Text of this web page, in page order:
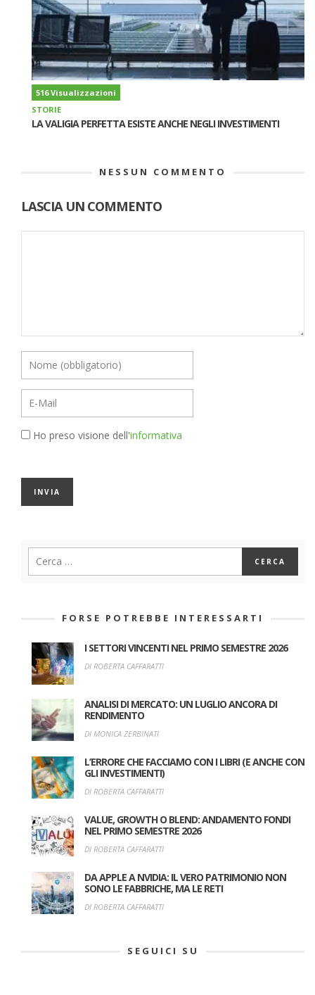
516 Visualizzazioni
STORIE
LA VALIGIA PERFETTA ESISTE ANCHE NEGLI INVESTIMENTI
NESSUN COMMENTO
LASCIA UN COMMENTO
Ho preso visione dell'informativa
FORSE POTREBBE INTERESSARTI
I SETTORI VINCENTI NEL PRIMO SEMESTRE 2026
DI ROBERTA CAFFARATTI
ANALISI DI MERCATO: UN LUGLIO ANCORA DI
RENDIMENTO
DI MONICA ZERBINATI
L’ERRORE CHE FACCIAMO CON I LIBRI (E ANCHE CON
GLI INVESTIMENTI)
DI ROBERTA CAFFARATTI
VALUE, GROWTH O BLEND: ANDAMENTO FONDI
NEL PRIMO SEMESTRE 2026
DI ROBERTA CAFFARATTI
DA APPLE A NVIDIA: IL VERO PATRIMONIO NON
SONO LE FABBRICHE, MA LE RETI
DI ROBERTA CAFFARATTI
SEGUICI SU